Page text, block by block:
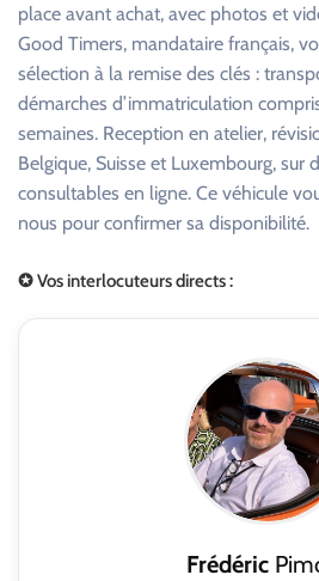
place avant achat, avec photos et
Good Timers, mandataire français,
sélection à la remise des clés :
démarches d’immatriculation
semaines. Reception en atelier,
Belgique, Suisse et Luxembourg, sur
consultables en ligne. Ce véhicule
nous pour confirmer sa disponibilité.
✪ Vos interlocuteurs directs :
Frédéric